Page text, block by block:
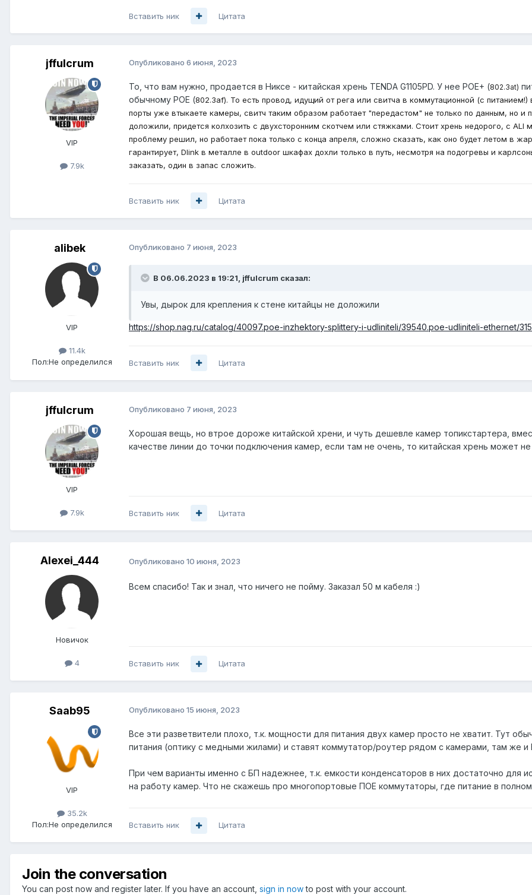
Вставить ник Цитата
jffulcrum
VIP
7.9k
Опубликовано 6 июня, 2023
То, что вам нужно, продается в Никсе - китайская хрень TENDA G1105PD. У нее POE+ (802.3at)
обычному POE (802.3af). То есть провод, идущий от рега или свитча в коммутационной (c
порты уже втыкаете камеры, свитч таким образом работает "передастом" не только по данным, но и
доложили, придется колхозить с двухсторонним скотчем или стяжками. Стоит хрень недорого, с
проблему решил, но работает пока только с конца апреля, сложно сказать, как оно будет летом в
гарантирует, Dlink в металле в outdoor шкафах дохли только в путь, несмотря на подогревы и
заказать, один в запас сложить.
Вставить ник Цитата
alibek
VIP
11.4k
Пол:Не определился
Опубликовано 7 июня, 2023
В 06.06.2023 в 19:21, jffulcrum сказал:
Увы, дырок для крепления к стене китайцы не доложили
https://shop.nag.ru/catalog/40097.poe-inzhektory-splittery-i-udliniteli/39540.poe-udliniteli-ethernet/
Вставить ник Цитата
jffulcrum
VIP
7.9k
Опубликовано 7 июня, 2023
Хорошая вещь, но втрое дороже китайской хрени, и чуть дешевле камер топикстартера,
качестве линии до точки подключения камер, если там не очень, то китайская хрень может
Вставить ник Цитата
Alexei_444
Новичок
4
Опубликовано 10 июня, 2023
Всем спасибо! Так и знал, что ничего не пойму. Заказал 50 м кабеля :)
Вставить ник Цитата
Saab95
VIP
35.2k
Пол:Не определился
Опубликовано 15 июня, 2023
Все эти разветвители плохо, т.к. мощности для питания двух камер просто не хватит. Тут
питания (оптику с медными жилами) и ставят коммутатор/роутер рядом с камерами, там же и
При чем варианты именно с БП надежнее, т.к. емкости конденсаторов в них достаточно для
на работу камер. Что не скажешь про многопортовые ПОЕ коммутаторы, где питание в
Вставить ник Цитата
Join the conversation
You can post now and register later. If you have an account, sign in nowto post with your account.